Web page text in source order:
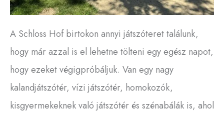
A Schloss Hof birtokon annyi játszóteret találunk,
hogy már azzal is el lehetne tölteni egy egész napot,
hogy ezeket végigpróbáljuk. Van egy nagy
kalandjátszótér, vízi játszótér, homokozók,
kisgyermekeknek való játszótér és szénabálák is, ahol